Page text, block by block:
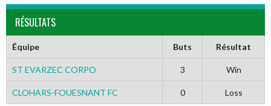
RÉSULTATS
Équipe Buts Résultat
ST EVARZEC CORPO 3 Win
CLOHARS-FOUESNANT FC 0 Loss